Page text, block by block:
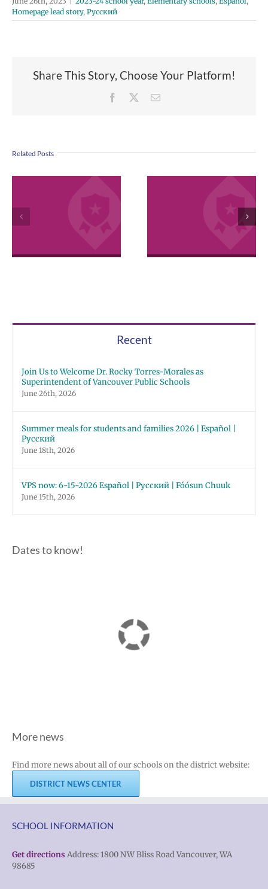
Homepage lead story, Русский
Share This Story, Choose Your Platform!
Facebook Email
Related Posts
Awards
VPS now: 2-5-
2026 Español |
Chuuk
Recent
Join Us to Welcome Dr. Rocky Torres-Morales as
Superintendent of Vancouver Public Schools
June 26th, 2026
Summer meals for students and families 2026 | Español |
Русский
June 18th, 2026
VPS now: 6-15-2026 Español | Русский | Fóósun Chuuk
June 15th, 2026
Dates to know!
More news
Find more news about all of our schools on the district website:
DISTRICT NEWS CENTER
SCHOOL INFORMATION
Get directions Address: 1800 NW Bliss Road Vancouver, WA
98685